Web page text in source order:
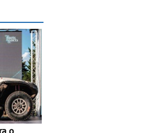
e
furtos
o